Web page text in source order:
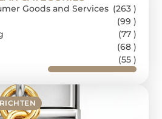
Goods and Services (263 )
(99 )
(77 )
(68 )
(55 )